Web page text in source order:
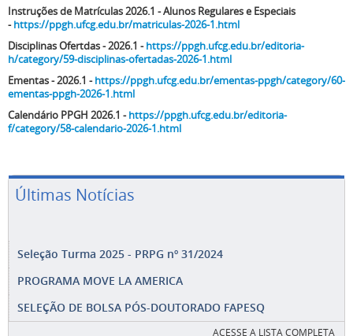
Instruções de Matrículas 2026.1 - Alunos Regulares e Especiais
-https://ppgh.ufcg.edu.br/matriculas-2026-1.html
Disciplinas Ofertdas - 2026.1 -https://ppgh.ufcg.edu.br/editoria-
h/category/59-disciplinas-ofertadas-2026-1.html
Ementas - 2026.1 -https://ppgh.ufcg.edu.br/ementas-ppgh/category/60-
ementas-ppgh-2026-1.html
Calendário PPGH 2026.1 -https://ppgh.ufcg.edu.br/editoria-
f/category/58-calendario-2026-1.html
Últimas Notícias
Seleção Turma 2025 - PRPG nº 31/2024
PROGRAMA MOVE LA AMERICA
SELEÇÃO DE BOLSA PÓS-DOUTORADO FAPESQ
ACESSE A LISTA COMPLETA